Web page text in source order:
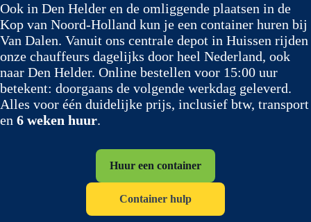
Ook in Den Helder en de omliggende plaatsen in de
Kop van Noord-Holland kun je een container huren bij
Van Dalen. Vanuit ons centrale depot in Huissen rijden
onze chauffeurs dagelijks door heel Nederland, ook
naar Den Helder. Online bestellen voor 15:00 uur
betekent: doorgaans de volgende werkdag geleverd.
Alles voor één duidelijke prijs, inclusief btw, transport
en 6 weken huur.
Huur een container
Container hulp